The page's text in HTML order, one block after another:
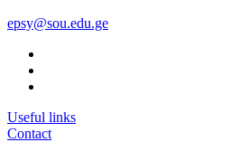
epsy@sou.edu.ge
Useful links
Contact